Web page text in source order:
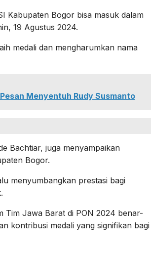
Kabupaten Bogor bisa masuk dalam
19 Agustus 2024.
medali dan mengharumkan nama
Menyentuh Rudy Susmanto
Bachtiar, juga menyampaikan
Bogor.
menyumbangkan prestasi bagi
Tim Jawa Barat di PON 2024 benar-
kontribusi medali yang signifikan bagi